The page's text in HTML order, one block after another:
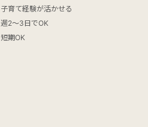
子育て経験が活かせる
週2～3日でOK
短期OK